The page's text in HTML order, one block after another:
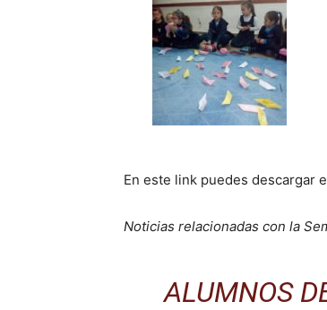
En este link puedes descargar
Noticias relacionadas con la
ALUMNOS